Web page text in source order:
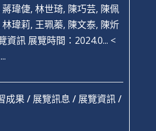
瑋倢, 林世琦, 陳巧芸, 陳佩
瑋莉, 王珮蓁, 陳文泰, 陳炘
展覽時間：2024.0... <
成果 / 展覽訊息 / 展覽資訊/